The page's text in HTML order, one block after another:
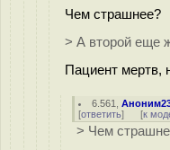
Чем страшнее?
> А второй еще
Пациент мертв,
6.561 ,
[ответить] [к
> Чем